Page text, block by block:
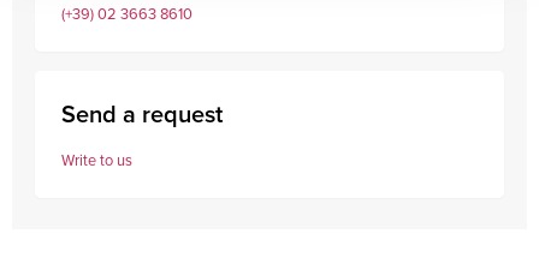
(+39) 02 3663 8610
Send a request
Write to us